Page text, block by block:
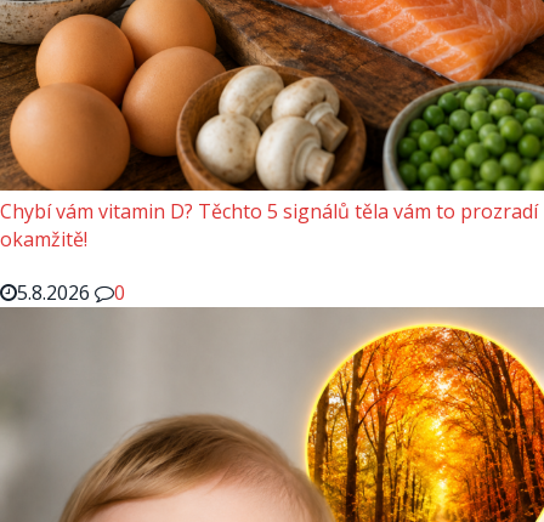
Chybí vám vitamin D? Těchto 5 signálů těla vám to prozradí
okamžitě!
5.8.2026
0